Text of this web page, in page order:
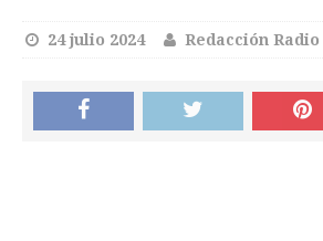
24 julio 2024 Redacción Radio